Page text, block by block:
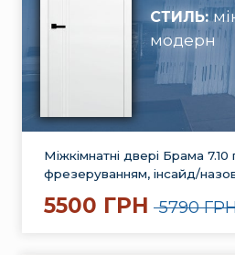
СТИЛЬ:
модерн
Міжкімнатні двері Брама
фрезеруванням, інсайд/
5500 ГРН 5790